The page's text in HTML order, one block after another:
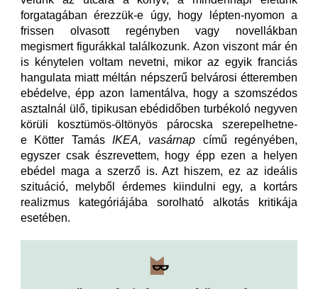
forgatagában érezzük-e úgy, hogy lépten-nyomon a
frissen olvasott regényben vagy novellákban
megismert figurákkal találkozunk. Azon viszont már én
is kénytelen voltam nevetni, mikor az egyik franciás
hangulata miatt méltán népszerű belvárosi étteremben
ebédelve, épp azon lamentálva, hogy a szomszédos
asztalnál ülő, tipikusan ebédidőben turbékoló negyven
körüli kosztümös-öltönyös párocska szerepelhetne-
e Kötter Tamás IKEA, vasárnap című regényében,
egyszer csak észrevettem, hogy épp ezen a helyen
ebédel maga a szerző is. Azt hiszem, ez az ideális
szituáció, melyből érdemes kiindulni egy, a kortárs
realizmus kategóriájába sorolható alkotás kritikája
esetében.